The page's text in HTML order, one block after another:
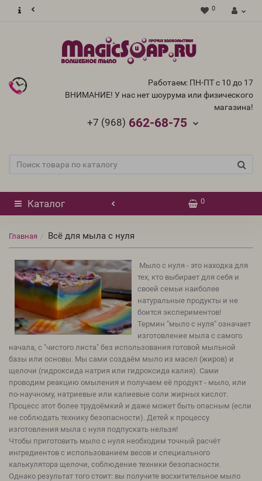
0
Работаем: ПН-ПТ с 10 до 17
ВНИМАНИЕ! У нас нет шоурума или физического
магазина!
+7 (968) 662-68-75
Каталог 0
Главная Всё для мыла с нуля
Мыло с нуля - это находка для
тех, кто выбирает для себя и
своей семьи наиболее
натуральные продукты и не
боится экспериментов!
Термин "мыло с нуля" означает
изготовление мыла с самого
начала, с "чистого листа" без использования готовой мыльной
базы или основы. Мы сами создаём мыло из масел (жиров) и
щелочи (гидроксида натрия или гидроксида калия). Сами
проводим реакцию омыления и получаем её продукт - мыло, или
по-научному, натриевые или калиевые соли жирных кислот.
Процесс этот более трудоёмкий и даже может быть опасным (если
не соблюдать технику безопасности). Детей к процессу
изготовления мыла с нуля подпускать нельзя!
Чтобы приготовить мыло с нуля необходим точный расчёт
ингредиентов с использованием весов и специального
калькулятора щелочи, соблюдение техники безопасности.
Однако результат того стоит: вы получите восхитительное мыло